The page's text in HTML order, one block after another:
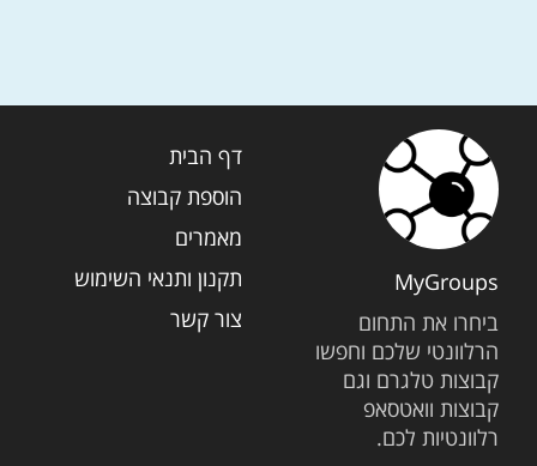
MyGroups
ביחרו את התחום
הרלוונטי שלכם וחפשו
קבוצות טלגרם וגם
קבוצות וואטסאפ
רלוונטיות לכם.
דף הבית
הוספת קבוצה
מאמרים
תקנון ותנאי השימוש
צור קשר